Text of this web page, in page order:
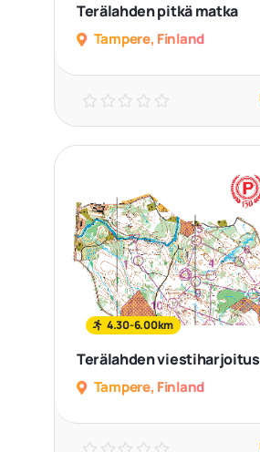
Terälahden pitkä matka
Tampere, Finland
4.30-6.00km
Terälahden viestiharjoitus
Tampere, Finland